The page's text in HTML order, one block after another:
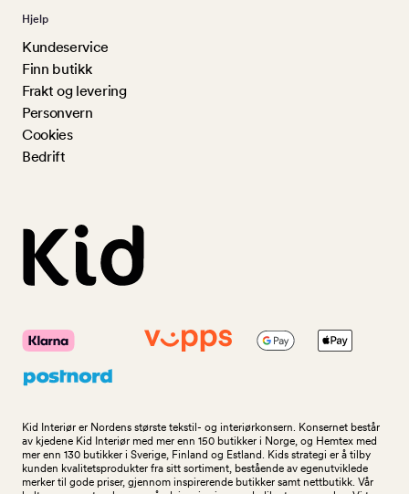
Hjelp
Kundeservice
Finn butikk
Frakt og levering
Personvern
Cookies
Bedrift
Kid Interiør er Nordens største tekstil- og interiørkonsern. Konsernet består
av kjedene Kid Interiør med mer enn 150 butikker i Norge, og Hemtex med
mer enn 130 butikker i Sverige, Finland og Estland. Kids strategi er å tilby
kunden kvalitetsprodukter fra sitt sortiment, bestående av egenutviklede
merker til gode priser, gjennom inspirerende butikker samt nettbutikk. Vår